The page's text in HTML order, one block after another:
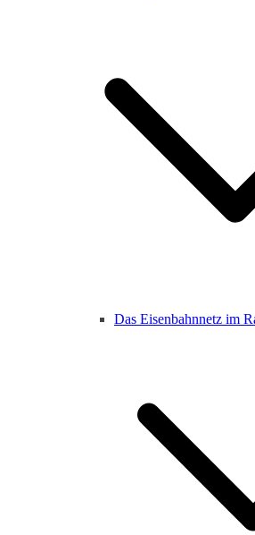
Das Eisenbahnnetz im